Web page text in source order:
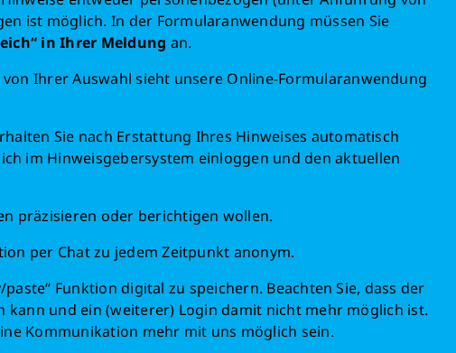
ist möglich. In der Formularanwendung müssen Sie
in Ihrer Meldung an.
Ihrer Auswahl sieht unsere Online-Formularanwendung
Sie nach Erstattung Ihres Hinweises automatisch
im Hinweisgebersystem einloggen und den aktuellen
präzisieren oder berichtigen wollen.
per Chat zu jedem Zeitpunkt anonym.
Funktion digital zu speichern. Beachten Sie, dass der
kann und ein (weiterer) Login damit nicht mehr möglich ist.
Kommunikation mehr mit uns möglich sein.
noch heute Leben
Tag können Großes bewirken: z.B.
Liter sauberes Trinkwasser zur
bedeutet: weniger Krankheit,
bessere Zukunft.